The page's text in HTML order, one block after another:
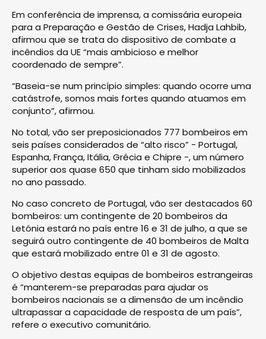
Em conferência de imprensa, a comissária europeia
para a Preparação e Gestão de Crises, Hadja Lahbib,
afirmou que se trata do dispositivo de combate a
incêndios da UE “mais ambicioso e melhor
coordenado de sempre”.
“Baseia-se num princípio simples: quando ocorre uma
catástrofe, somos mais fortes quando atuamos em
conjunto”, afirmou.
No total, vão ser preposicionados 777 bombeiros em
seis países considerados de “alto risco” - Portugal,
Espanha, França, Itália, Grécia e Chipre -, um número
superior aos quase 650 que tinham sido mobilizados
no ano passado.
No caso concreto de Portugal, vão ser destacados 60
bombeiros: um contingente de 20 bombeiros da
Letónia estará no país entre 16 e 31 de julho, a que se
seguirá outro contingente de 40 bombeiros de Malta
que estará mobilizado entre 01 e 31 de agosto.
O objetivo destas equipas de bombeiros estrangeiras
é “manterem-se preparadas para ajudar os
bombeiros nacionais se a dimensão de um incêndio
ultrapassar a capacidade de resposta de um país”,
refere o executivo comunitário.